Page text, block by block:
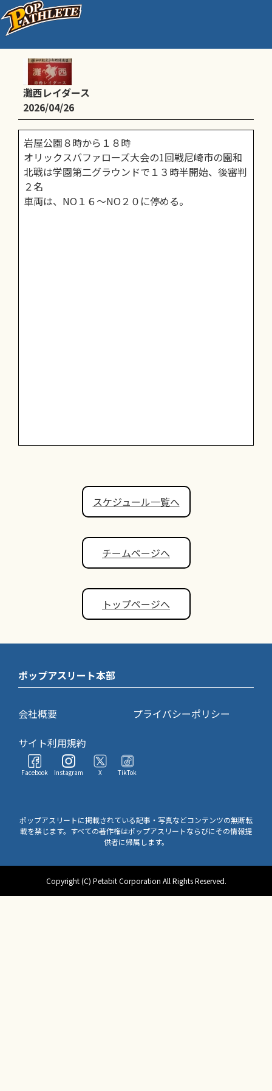
練習時間・場所及び公式戦
灘西レイダース
2026/04/26
岩屋公園８時から１８時
オリックスバファローズ大会の1回戦尼崎市の園和
北戦は学園第二グラウンドで１３時半開始、後審判
２名
車両は、NO１６～NO２０に停める。
スケジュール一覧へ
チームページへ
トップページへ
ポップアスリート本部
会社概要
プライバシーポリシー
サイト利用規約
Facebook Instagram X TikTok
ポップアスリートに掲載されている記事・写真などコンテンツの無断転
載を禁じます。すべての著作権はポップアスリートならびにその情報提
供者に帰属します。
Copyright (C) Petabit Corporation All Rights Reserved.